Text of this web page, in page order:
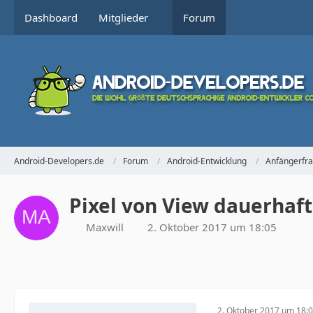
Dashboard Mitglieder Forum
Android-Developers.de Forum Android-Entwicklung
Pixel von View
Maxwill 2. Oktober 2017 um 18:05
2. Oktober 2017 um